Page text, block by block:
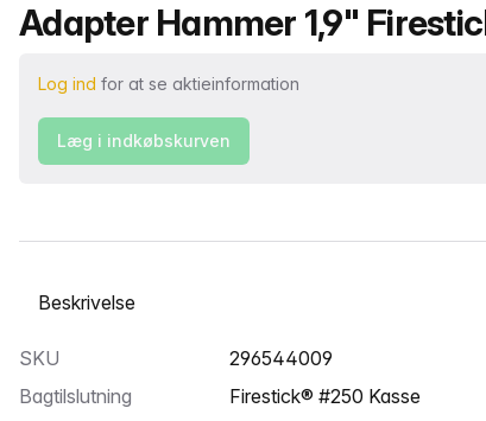
Produktnavn
Adapter Hammer 1,9"
Log ind for at se aktieinformation
Læg i indkøbskurven
Vælg en fane
SKU
296544009
Bagtilslutning
Firestick® #250 Kasse